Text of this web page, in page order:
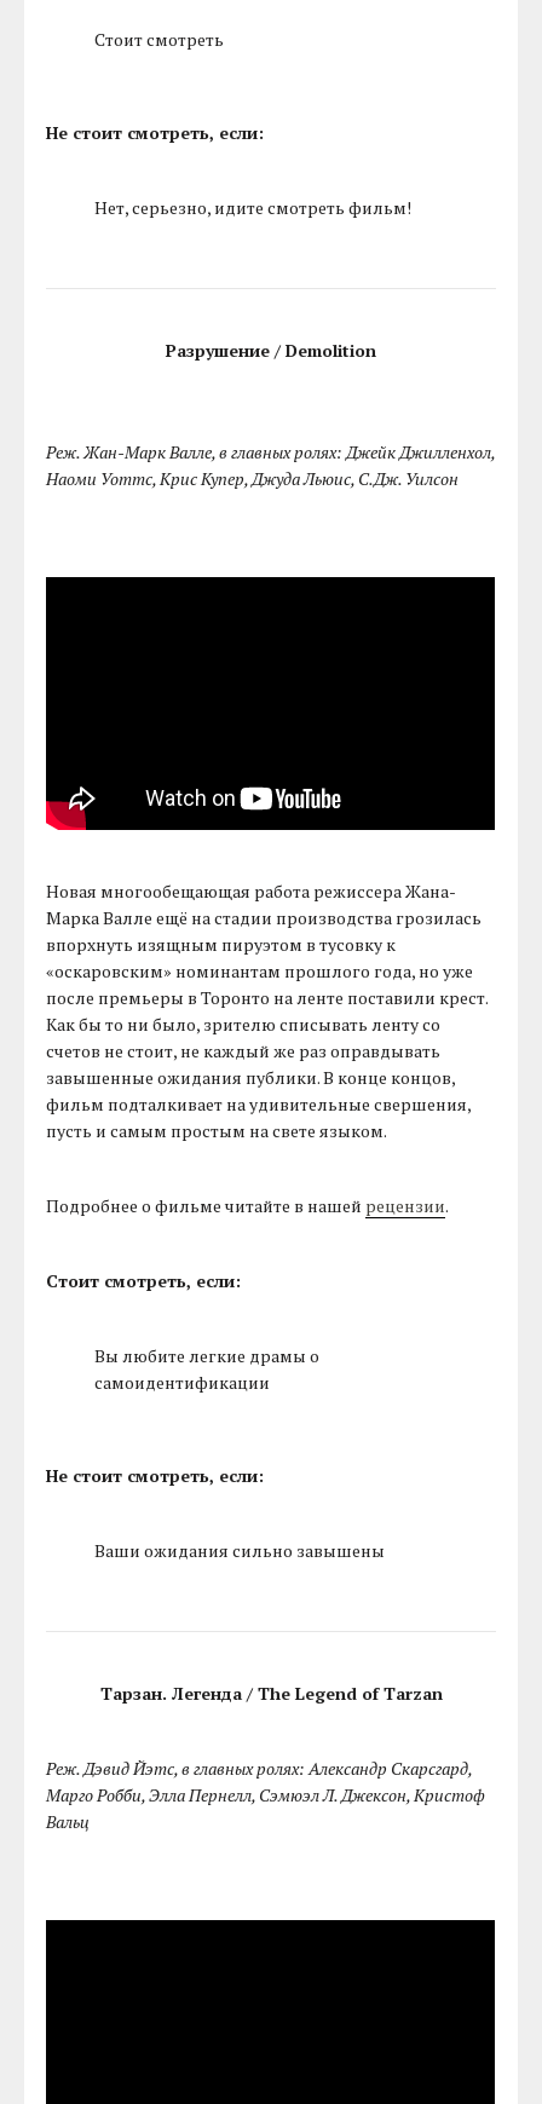
Стоит смотреть
Не стоит смотреть, если:
Нет, серьезно, идите смотреть фильм!
Разрушение / Demolition
Реж. Жан-Марк Валле, в главных ролях: Джейк Джилленхол,
Наоми Уоттс, Крис Купер, Джуда Льюис, С.Дж. Уилсон
Новая многообещающая работа режиссера Жана-
Марка Валле ещё на стадии производства грозилась
впорхнуть изящным пируэтом в тусовку к
«оскаровским» номинантам прошлого года, но уже
после премьеры в Торонто на ленте поставили крест.
Как бы то ни было, зрителю списывать ленту со
счетов не стоит, не каждый же раз оправдывать
завышенные ожидания публики. В конце концов,
фильм подталкивает на удивительные свершения,
пусть и самым простым на свете языком.
Подробнее о фильме читайте в нашей рецензии.
Стоит смотреть, если:
Вы любите легкие драмы о
самоидентификации
Не стоит смотреть, если:
Ваши ожидания сильно завышены
Тарзан. Легенда / The Legend of Tarzan
Реж. Дэвид Йэтс, в главных ролях: Александр Скарсгард,
Марго Робби, Элла Пернелл, Сэмюэл Л. Джексон, Кристоф
Вальц